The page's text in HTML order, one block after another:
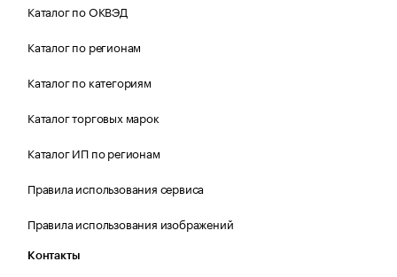
Каталог по ОКВЭД
Каталог по регионам
Каталог по категориям
Каталог торговых марок
Каталог ИП по регионам
Правила использования сервиса
Правила использования изображений
Контакты